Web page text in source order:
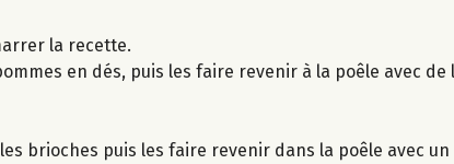
la recette.
en dés, puis les faire revenir à la poêle avec
brioches puis les faire revenir dans la poêle avec